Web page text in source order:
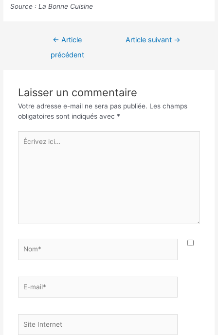
Source : La Bonne Cuisine
Navigation← Article
précédent
Article suivant →
Laisser un commentaire
Votre adresse e-mail ne sera pas publiée. Les champs
obligatoires sont indiqués avec *
Écrivez
ici…
mail*
Internet